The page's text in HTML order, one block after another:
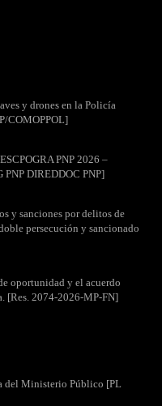
y drones en la Policía
COMOPPOL]
PNP 2026 –
DIREDDOC PNP]
y sanciones por delitos de
persecución y sancionado
oportunidad y el acuerdo
[Res. 2074-2026-MP-FN]
del Ministerio Público [PL